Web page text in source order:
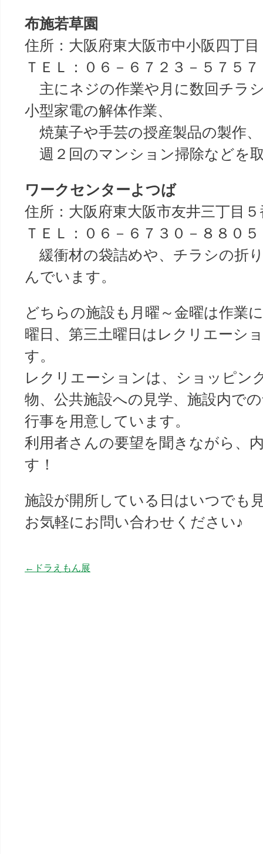
布施若草園
住所：大阪府東大阪市中小阪四丁
ＴＥＬ：０６－６７２３－５７５７
主にネジの作業や月に数回チラ
小型家電の解体作業、
焼菓子や手芸の授産製品の製作、
週２回のマンション掃除などを
ワークセンターよつば
住所：大阪府東大阪市友井三丁目
ＴＥＬ：０６－６７３０－８８０５
緩衝材の袋詰めや、チラシの折
んでいます。
どちらの施設も月曜～金曜は作業
曜日、第三土曜日はレクリエーシ
す。
レクリエーションは、ショッピン
物、公共施設への見学、施設内で
行事を用意しています。
利用者さんの要望を聞きながら、
す！
施設が開所している日はいつでも
お気軽にお問い合わせください♪
ドラえもん展